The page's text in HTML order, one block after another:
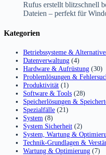
Rufus erstellt blitzschnell
Dateien – perfekt für
Kategorien
Betriebssysteme &
Datenverwaltung (4)
Hardware & Aufrüstung (30)
Problemlösungen &
Produktivität (1)
Software & Tools (28)
Speicherlösungen &
Spezialfälle (21)
System (8)
System Sicherheit (2)
System, Wartung &
Technik-Grundlagen &
Wartung & Optimierung (7)